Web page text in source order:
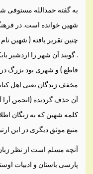
به گفته حمدالله مستوفی
شهين خوانده است. در
چنين تقرير يافته ( شهين
. گويند آن شهر را اردشير
قاطع ) و شهری بود بزرگ در
مخفف زندگان يعنی اهل
آن حذف گرديده (انجمن آرا
کلمه شهين که به زنگان
منبع موثق ديگری در اين
آنچه مسلم است از نظر
پارسی باستان و ادبيات